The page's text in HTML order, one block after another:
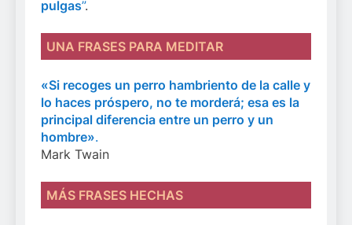
pulgas”.
UNA FRASES PARA MEDITAR
«Si recoges un perro hambriento de la calle y
lo haces próspero, no te morderá; esa es la
principal diferencia entre un perro y un
hombre».
Mark Twain
MÁS FRASES HECHAS